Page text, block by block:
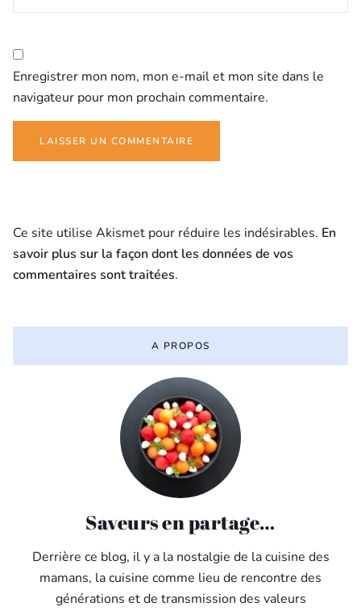
Enregistrer mon nom, mon e-mail et mon site dans le
navigateur pour mon prochain commentaire.
Ce site utilise Akismet pour réduire les indésirables. En
savoir plus sur la façon dont les données de vos
commentaires sont traitées.
A PROPOS
Saveurs en partage…
Derrière ce blog, il y a la nostalgie de la cuisine des
mamans, la cuisine comme lieu de rencontre des
générations et de transmission des valeurs